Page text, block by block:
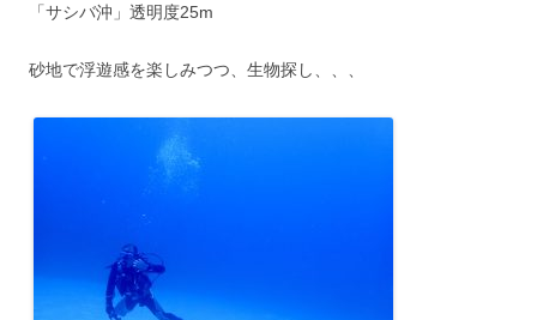
「サシバ沖」透明度25m
砂地で浮遊感を楽しみつつ、生物探し、、、